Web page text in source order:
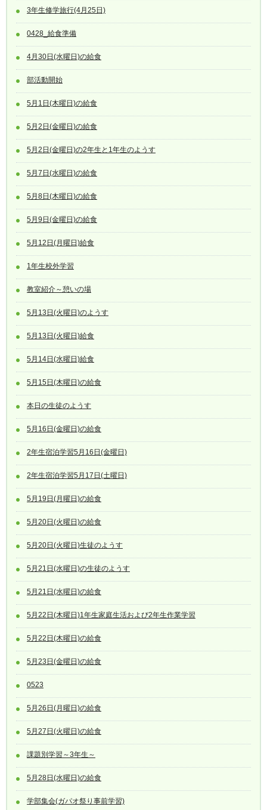
3年生修学旅行(4月25日)
0428_給食準備
4月30日(水曜日)の給食
部活動開始
5月1日(木曜日)の給食
5月2日(金曜日)の給食
5月2日(金曜日)の2年生と1年生のようす
5月7日(水曜日)の給食
5月8日(木曜日)の給食
5月9日(金曜日)の給食
5月12日(月曜日)給食
1年生校外学習
教室紹介～憩いの場
5月13日(火曜日)のようす
5月13日(火曜日)給食
5月14日(水曜日)給食
5月15日(木曜日)の給食
本日の生徒のようす
5月16日(金曜日)の給食
2年生宿泊学習5月16日(金曜日)
2年生宿泊学習5月17日(土曜日)
5月19日(月曜日)の給食
5月20日(火曜日)の給食
5月20日(火曜日)生徒のようす
5月21日(水曜日)の生徒のようす
5月21日(水曜日)の給食
5月22日(木曜日)1年生家庭生活および2年生作業学習
5月22日(木曜日)の給食
5月23日(金曜日)の給食
0523
5月26日(月曜日)の給食
5月27日(火曜日)の給食
課題別学習～3年生～
5月28日(水曜日)の給食
学部集会(ガパオ祭り事前学習)